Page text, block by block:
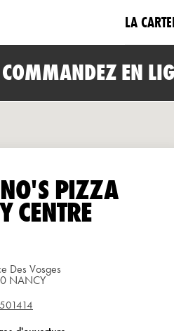
LA CARTE
COMMANDEZ EN
PIZZA
CENTRE
Des Vosges
NANCY